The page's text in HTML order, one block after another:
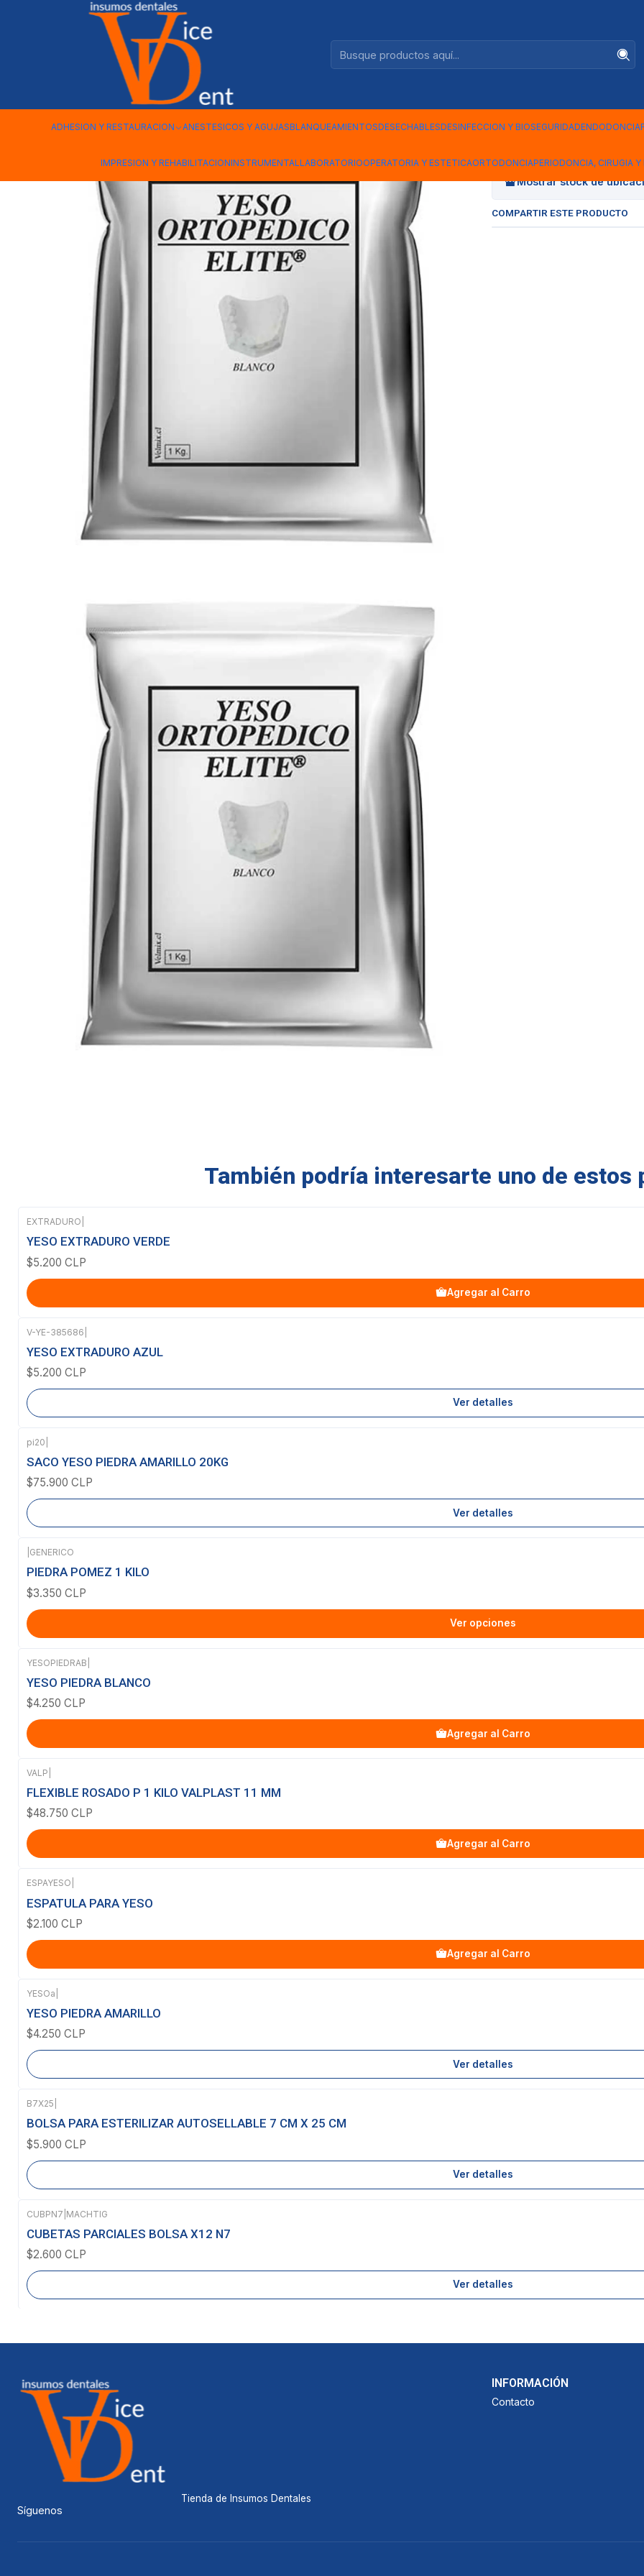
ADHESION Y RESTAURACION ANESTESICOS Y AGUJASBLANQUEAMIENTOSDESECHABLESDESINFECCION Y BIOSEGURIDADENDODONCIA
IMPRESION Y REHABILITACIONINSTRUMENTALLABORATORIOOPERATORIA Y ESTETICAORTODONCIAPERIODONCIA, CIRUGIA Y
LABORATORIO YESO ORTOPEDICO BOLSA 1 KILO
Mostrar stock de
COMPARTIR ESTE PRODUCTO
También podría interesarte uno de estos
EXTRADURO
YESO EXTRADURO VERDE
$5.200 CLP
Agregar al Carro
Agotado
V-YE-385686
YESO EXTRADURO AZUL
$5.200 CLP
Ver detalles
Agotado
pi20
SACO YESO PIEDRA AMARILLO 20KG
$75.900 CLP
Ver detalles
GENERICO
PIEDRA POMEZ 1 KILO
$3.350 CLP
Ver opciones
YESOPIEDRAB
YESO PIEDRA BLANCO
$4.250 CLP
Agregar al Carro
VALP
FLEXIBLE ROSADO P 1 KILO VALPLAST 11 MM
$48.750 CLP
Agregar al Carro
ESPAYESO
ESPATULA PARA YESO
$2.100 CLP
Agregar al Carro
Agotado
YESOa
YESO PIEDRA AMARILLO
$4.250 CLP
Ver detalles
Agotado
B7X25
BOLSA PARA ESTERILIZAR AUTOSELLABLE 7 CM X 25 CM
$5.900 CLP
Ver detalles
Agotado
CUBPN7 MACHTIG
CUBETAS PARCIALES BOLSA X12 N7
$2.600 CLP
Ver detalles
Tienda de Insumos Dentales
Síguenos
INFORMACIÓN
Contacto